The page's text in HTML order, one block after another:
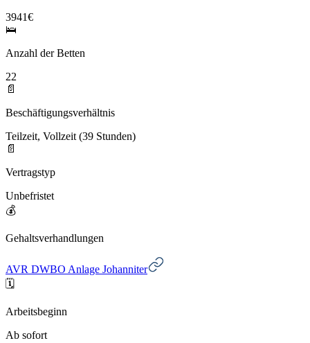
3941€
🛌
Anzahl der Betten
22
📄
Beschäftigungsverhältnis
Teilzeit, Vollzeit (39 Stunden)
📄
Vertragstyp
Unbefristet
💰
Gehaltsverhandlungen
AVR DWBO Anlage Johanniter
🗓️
Arbeitsbeginn
Ab sofort